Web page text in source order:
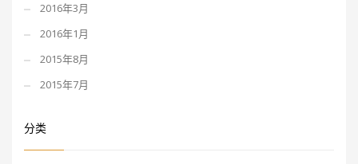
2016年3月
2016年1月
2015年8月
2015年7月
分类